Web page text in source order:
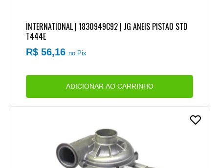
INTERNATIONAL | 1830949C92 | JG ANEIS PISTAO STD
T444E
R$ 56,16no Pix
ADICIONAR AO CARRINHO